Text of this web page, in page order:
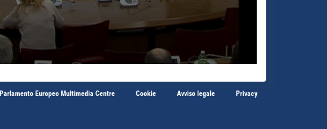
Parlamento Europeo Multimedia Centre Cookie Avviso legale Privacy